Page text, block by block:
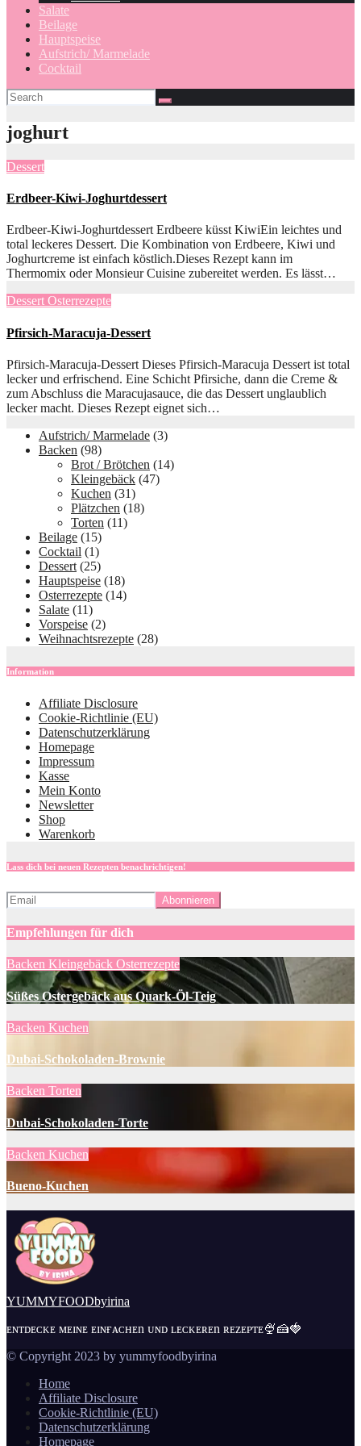
Salate
Beilage
Hauptspeise
Aufstrich/ Marmelade
Cocktail
joghurt
Dessert
Erdbeer-Kiwi-Joghurtdessert
Erdbeer-Kiwi-Joghurtdessert Erdbeere küsst KiwiEin leichtes und
total leckeres Dessert. Die Kombination von Erdbeere, Kiwi und
Joghurtcreme ist einfach köstlich.Dieses Rezept kann im
Thermomix oder Monsieur Cuisine zubereitet werden. Es lässt…
Dessert Osterrezepte
Pfirsich-Maracuja-Dessert
Pfirsich-Maracuja-Dessert Dieses Pfirsich-Maracuja Dessert ist total
lecker und erfrischend. Eine Schicht Pfirsiche, dann die Creme &
zum Abschluss die Maracujasauce, die das Dessert unglaublich
lecker macht. Dieses Rezept eignet sich…
Aufstrich/ Marmelade (3)
Backen (98)
Brot / Brötchen (14)
Kleingebäck (47)
Kuchen (31)
Plätzchen (18)
Torten (11)
Beilage (15)
Cocktail (1)
Dessert (25)
Hauptspeise (18)
Osterrezepte (14)
Salate (11)
Vorspeise (2)
Weihnachtsrezepte (28)
Information
Affiliate Disclosure
Cookie-Richtlinie (EU)
Datenschutzerklärung
Homepage
Impressum
Kasse
Mein Konto
Newsletter
Shop
Warenkorb
Lass dich bei neuen Rezepten benachrichtigen!
Empfehlungen für dich
Backen Kleingebäck Osterrezepte
Süßes Ostergebäck aus Quark-Öl-Teig
Backen Kuchen
Dubai-Schokoladen-Brownie
Backen Torten
Dubai-Schokoladen-Torte
Backen Kuchen
Bueno-Kuchen
YUMMYFOODbyirina
ᴇɴᴛᴅᴇᴄᴋᴇ ᴍᴇɪɴᴇ ᴇɪɴғᴀᴄʜᴇn ᴜɴᴅ ʟᴇᴄᴋᴇʀᴇn ʀᴇᴢᴇᴘᴛᴇ🍨🍰🍓
© Copyright 2023 by yummyfoodbyirina
Home
Affiliate Disclosure
Cookie-Richtlinie (EU)
Datenschutzerklärung
Homepage